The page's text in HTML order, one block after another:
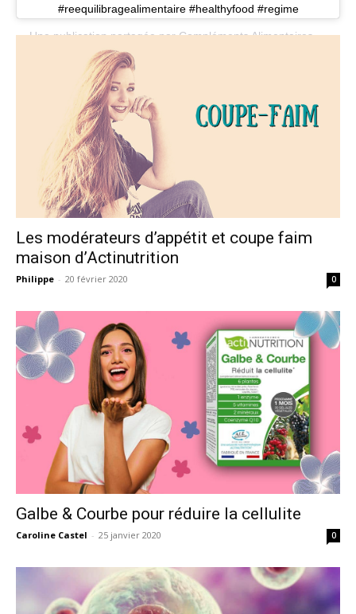
#reequilibragealimentaire #healthyfood #regime
Une publication partagée parCompléments Alimentaires
Les modérateurs d’appétit et coupe faim
maison d’Actinutrition
Philippe - 20 février 2020 0
Galbe & Courbe pour réduire la cellulite
Caroline Castel - 25 janvier 2020 0